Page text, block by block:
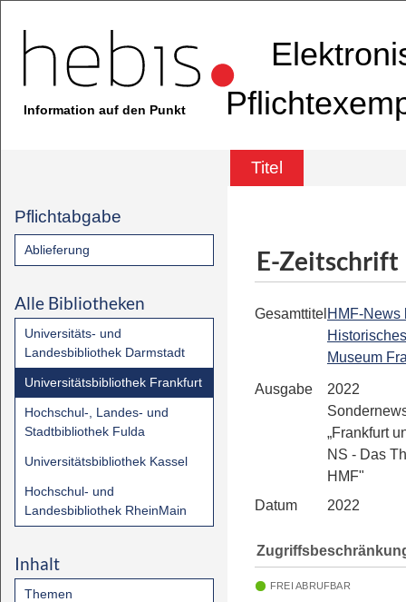
Information auf den Punkt
Titel
Pflichtabgabe
Ablieferung
Alle Bibliotheken
Universitäts- und
Landesbibliothek Darmstadt
Universitätsbibliothek Frankfurt
Hochschul-, Landes- und
Stadtbibliothek Fulda
Universitätsbibliothek Kassel
Hochschul- und
Landesbibliothek RheinMain
Inhalt
Themen
E-Zeitschrift
Gesamttitel HMF-News
Historisches
Museum
Ausgabe
2022
„Frankfurt
NS - Das
HMF"
Datum
2022
FREI ABRUFBAR